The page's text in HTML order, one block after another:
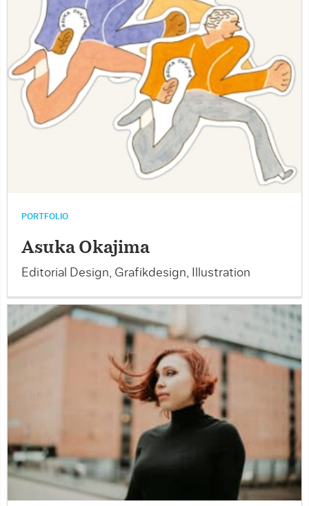
PORTFOLIO
Asuka Okajima
Editorial Design, Grafikdesign, Illustration